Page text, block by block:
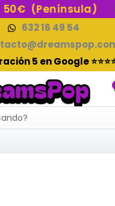
(Península)
632 16 49 54
5 en Google